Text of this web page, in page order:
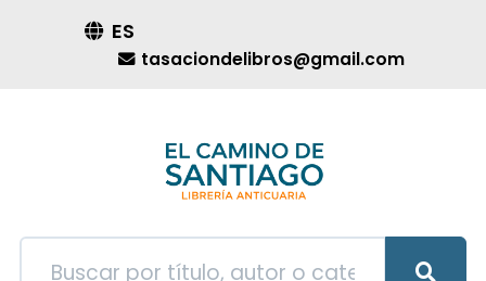
ES
tasaciondelibros@gmail.com